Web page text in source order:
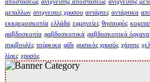
αποστάσεως ανιχνευτής αποστάσεως ανιχνευτής
μεταλλων ανιχνευτες χρυσου αντάρτες αντάρτικα
εκκρεμοσκοπία ελλάδα ερμηνείες θησαυρός
ραβδοσκοπία ραβδοσκοπικά ραβδοσκοπικά όργανα
συμβουλές τούρκικα φίδι φυσικός χρυσός χάρτης
λίρες χρυσός